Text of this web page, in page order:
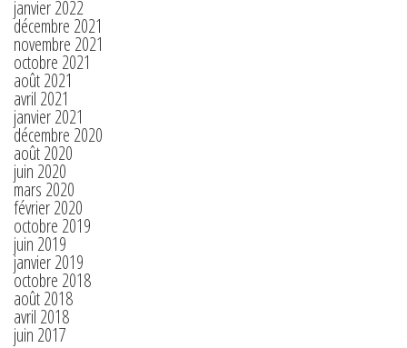
janvier 2022
décembre 2021
novembre 2021
octobre 2021
août 2021
avril 2021
janvier 2021
décembre 2020
août 2020
juin 2020
mars 2020
février 2020
octobre 2019
juin 2019
janvier 2019
octobre 2018
août 2018
avril 2018
juin 2017